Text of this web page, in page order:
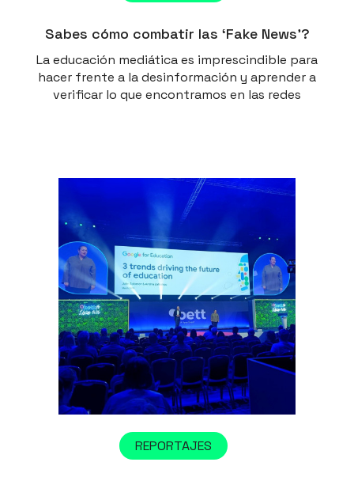
Sabes cómo combatir las ‘Fake News’?
La educación mediática es imprescindible para
hacer frente a la desinformación y aprender a
verificar lo que encontramos en las redes
REPORTAJES